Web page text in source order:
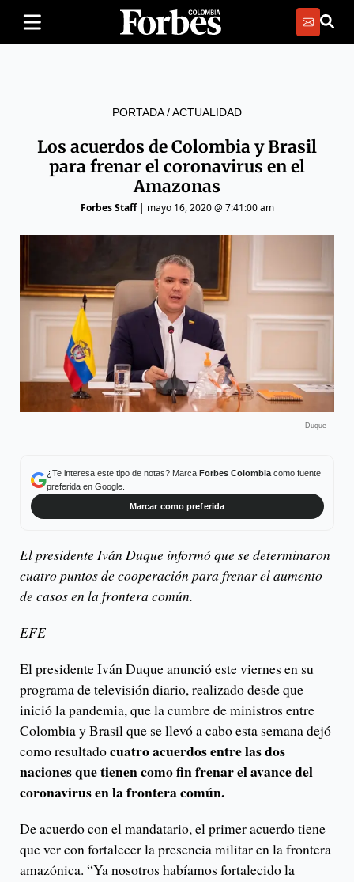
PORTADA/ACTUALIDAD
Los acuerdos de Colombia y Brasil
para frenar el coronavirus en el
Amazonas
Forbes Staff| mayo 16, 2020 @ 7:41:00 am
Duque
¿Te interesa este tipo de notas? Marca Forbes Colombiacomo fuente
preferida en Google.
Marcar como preferida
El presidente Iván Duque informó que se determinaron
cuatro puntos de cooperación para frenar el aumento
de casos en la frontera común.
EFE
El presidente Iván Duque anunció este viernes en su
programa de televisión diario, realizado desde que
inició la pandemia, que la cumbre de ministros entre
Colombia y Brasil que se llevó a cabo esta semana dejó
como resultadocuatro acuerdos entre las dos
naciones que tienen como fin frenar el avance del
coronavirus en la frontera común.
De acuerdo con el mandatario, el primer acuerdo tiene
que ver con fortalecer la presencia militar en la frontera
amazónica. “Ya nosotros habíamos fortalecido la